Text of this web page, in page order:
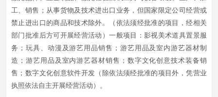
工、销售；从事货物及技术进出口业务，但国家限定公司经营或
禁止进出口的商品和技术除外。（依法须经批准的项目，经相关
部门批准后方可开展经营活动）一般项目：影视美术道具置景服
务；玩具、动漫及游艺用品销售；游艺用品及室内游艺器材制
造；游艺用品及室内游艺器材销售；数字文化创意技术装备销
售；数字文化创意软件开发（除依法须经批准的项目外，凭营业
执照依法自主开展经营活动）。